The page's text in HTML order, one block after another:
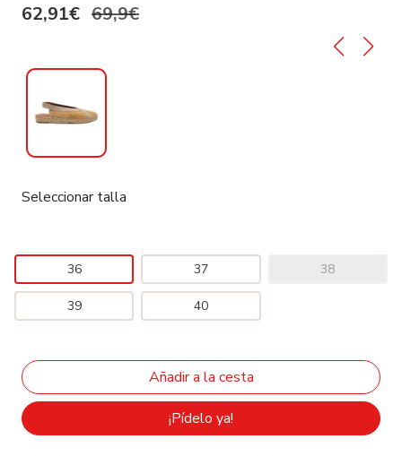
62,91€ 69,9€
Seleccionar talla
36 37 38
39 40
¡Pídelo ya!